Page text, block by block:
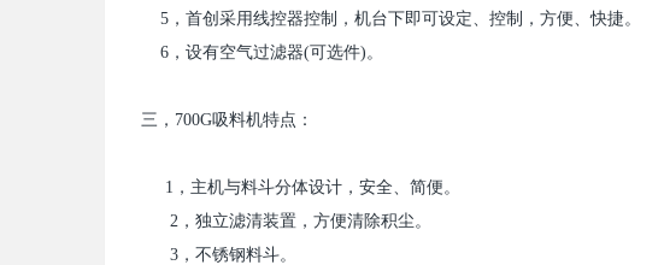
5 ，首创采用线控器控制，机台下即可设定、控制，方便、快捷。
6 ，设有空气过滤器(可选件) 。
三， 700G吸料机特点：
1 ，主机与料斗分体设计，安全、简便。
2 ，独立滤清装置，方便清除积尘。
3 ，不锈钢料斗。